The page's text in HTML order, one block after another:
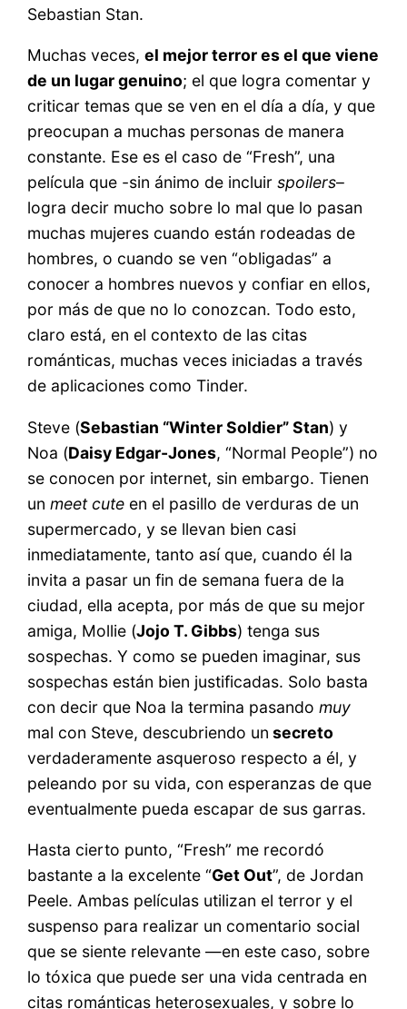
Sebastian Stan.
Muchas veces,el mejor terror es el que viene
de un lugar genuino; el que logra comentar y
criticar temas que se ven en el día a día, y que
preocupan a muchas personas de manera
constante. Ese es el caso de “Fresh”, una
película que -sin ánimo de incluirspoilers–
logra decir mucho sobre lo mal que lo pasan
muchas mujeres cuando están rodeadas de
hombres, o cuando se ven “obligadas” a
conocer a hombres nuevos y confiar en ellos,
por más de que no lo conozcan. Todo esto,
claro está, en el contexto de las citas
románticas, muchas veces iniciadas a través
de aplicaciones como Tinder.
Steve (Sebastian “Winter Soldier” Stan) y
Noa (Daisy Edgar-Jones, “Normal People”) no
se conocen por internet, sin embargo. Tienen
unmeet cute en el pasillo de verduras de un
supermercado, y se llevan bien casi
inmediatamente, tanto así que, cuando él la
invita a pasar un fin de semana fuera de la
ciudad, ella acepta, por más de que su mejor
amiga, Mollie (Jojo T. Gibbs) tenga sus
sospechas. Y como se pueden imaginar, sus
sospechas están bien justificadas. Solo basta
con decir que Noa la termina pasandomuy
mal con Steve, descubriendo un secreto
verdaderamente asqueroso respecto a él, y
peleando por su vida, con esperanzas de que
eventualmente pueda escapar de sus garras.
Hasta cierto punto, “Fresh” me recordó
bastante a la excelente “Get Out”, de Jordan
Peele. Ambas películas utilizan el terror y el
suspenso para realizar un comentario social
que se siente relevante —en este caso, sobre
lo tóxica que puede ser una vida centrada en
citas románticas heterosexuales, y sobre lo